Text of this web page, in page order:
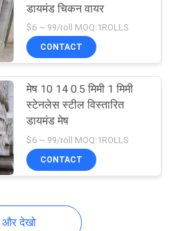
डायमंड चिकन वायर
$6 ~ 99/roll MOQ:1ROLLS
CONTACT
मेष 10 14 0.5 मिमी 1 मिमी
स्टेनलेस स्टील विस्तारित
डायमंड मेष
$6 ~ 99/roll MOQ:1ROLLS
CONTACT
और देखो